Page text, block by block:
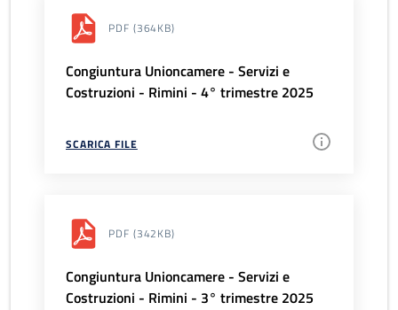
PDF (364KB)
Congiuntura Unioncamere - Servizi e
Costruzioni - Rimini - 4° trimestre 2025
SCARICA FILE
PDF (342KB)
Congiuntura Unioncamere - Servizi e
Costruzioni - Rimini - 3° trimestre 2025